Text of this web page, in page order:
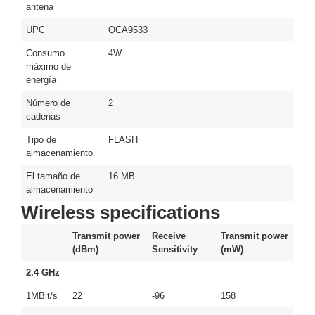
Respaldo
Inyectores
PoE PDU
Energía
de Largo
Alcance
- No Break
Sistemas
Completos
IP
de 4
de 8
Canales
antena
UPC QCA9533
Consumo
máximo de
energía
4W
Número de
cadenas
2
Tipo de
almacenamiento
FLASH
El tamaño de
almacenamiento
16 MB
Wireless specifications
Transmit power
(dBm)
Receive
Sensitivity
Transmit power
(mW)
2.4 GHz
1MBit/s 22 -96 158